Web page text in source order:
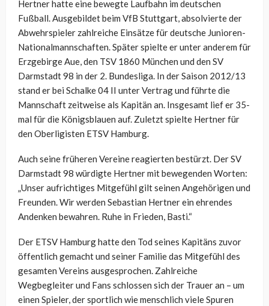
Hertner hatte eine bewegte Laufbahn im deutschen
Fußball. Ausgebildet beim VfB Stuttgart, absolvierte der
Abwehrspieler zahlreiche Einsätze für deutsche Junioren-
Nationalmannschaften. Später spielte er unter anderem für
Erzgebirge Aue, den TSV 1860 München und den SV
Darmstadt 98 in der 2. Bundesliga. In der Saison 2012/13
stand er bei Schalke 04 II unter Vertrag und führte die
Mannschaft zeitweise als Kapitän an. Insgesamt lief er 35-
mal für die Königsblauen auf. Zuletzt spielte Hertner für
den Oberligisten ETSV Hamburg.
Auch seine früheren Vereine reagierten bestürzt. Der SV
Darmstadt 98 würdigte Hertner mit bewegenden Worten:
„Unser aufrichtiges Mitgefühl gilt seinen Angehörigen und
Freunden. Wir werden Sebastian Hertner ein ehrendes
Andenken bewahren. Ruhe in Frieden, Basti.“
Der ETSV Hamburg hatte den Tod seines Kapitäns zuvor
öffentlich gemacht und seiner Familie das Mitgefühl des
gesamten Vereins ausgesprochen. Zahlreiche
Wegbegleiter und Fans schlossen sich der Trauer an – um
einen Spieler, der sportlich wie menschlich viele Spuren